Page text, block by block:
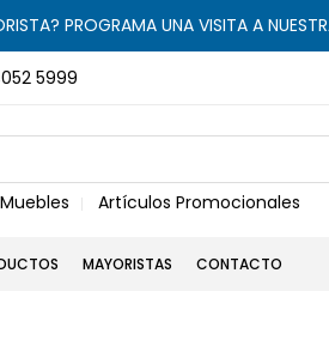
PROGRAMA UNA VISITA A
5999
Muebles Artículos Promocionales
MAYORISTAS CONTACTO